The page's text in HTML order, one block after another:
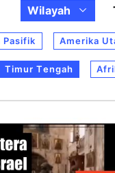
Wilayah
Pasifik Amerika
Timur Tengah